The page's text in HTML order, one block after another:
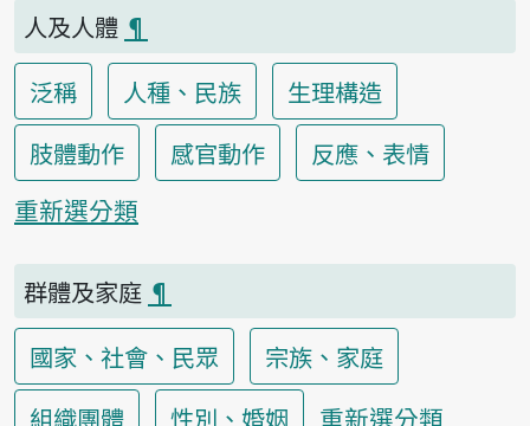
人及人體 ¶
泛稱
人種、民族
生理構造
肢體動作
感官動作
反應、表情
重新選分類
群體及家庭 ¶
國家、社會、民眾
宗族、家庭
組織團體
性別、婚姻 重新選分類